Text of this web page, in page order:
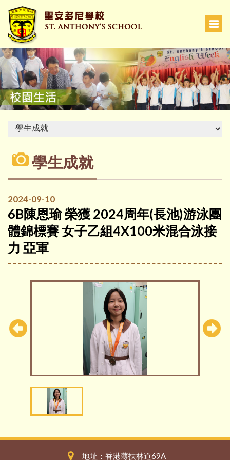
學生成就
2024-09-10
6B陳恩瑜 榮獲 2024周年(長池)游泳團
體錦標賽 女子乙組4X100米混合泳接
力 亞軍
地址：香港薄扶林道69A